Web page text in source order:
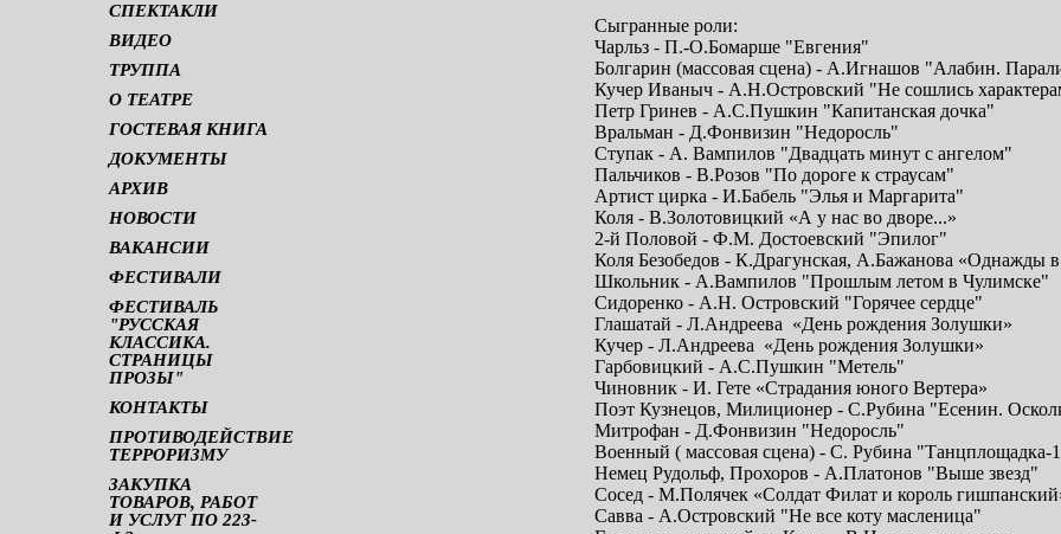
СПЕКТАКЛИ
ВИДЕО
ТРУППА
О ТЕАТРЕ
ГОСТЕВАЯ КНИГА
ДОКУМЕНТЫ
АРХИВ
НОВОСТИ
ВАКАНСИИ
ФЕСТИВАЛИ
ФЕСТИВАЛЬ
"РУССКАЯ
КЛАССИКА.
СТРАНИЦЫ
ПРОЗЫ"
КОНТАКТЫ
ПРОТИВОДЕЙСТВИЕ
ТЕРРОРИЗМУ
ЗАКУПКА
ТОВАРОВ, РАБОТ
И УСЛУГ ПО 223-
Сыгранные роли:
Чарльз - П.-О.Бомарше "Евгения"
Болгарин (массовая сцена) - А.Игнашов "Алабин.
Кучер Иваныч - А.Н.Островский "Не сошлись
Петр Гринев - А.С.Пушкин "Капитанская дочка"
Вральман - Д.Фонвизин "Недоросль"
Ступак - А. Вампилов "Двадцать минут с ангелом"
Пальчиков - В.Розов "По дороге к страусам"
Артист цирка - И.Бабель "Элья и Маргарита"
Коля - В.Золотовицкий «А у нас во дворе...»
2-й Половой - Ф.М. Достоевский "Эпилог"
Коля Безобедов - К.Драгунская, А.Бажанова «Однажды
Школьник - А.Вампилов "Прошлым летом в Чулимске"
Сидоренко - А.Н. Островский "Горячее сердце"
Глашатай - Л.Андреева «День рождения Золушки»
Кучер - Л.Андреева «День рождения Золушки»
Гарбовицкий - А.С.Пушкин "Метель"
Чиновник - И. Гете «Страдания юного Вертера»
Поэт Кузнецов, Милиционер - С.Рубина "Есенин.
Митрофан - Д.Фонвизин "Недоросль"
Военный ( массовая сцена) - С. Рубина "Танцплощадка-
Немец Рудольф, Прохоров - А.Платонов "Выше звезд"
Сосед - М.Полячек «Солдат Филат и король
Савва - А.Островский "Не все коту масленица"